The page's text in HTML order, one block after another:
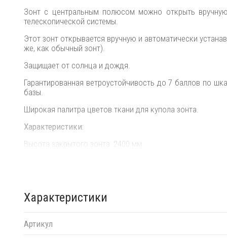
Зонт с центральным полюсом можно открыть
телескопической системы.
Этот зонт открывается вручную и автоматически
же, как обычный зонт).
Защищает от солнца и дождя.
Гарантированная ветроустойчивость до 7 баллов по
базы.
Широкая палитра цветов ткани для купола зонта.
Характеристики:
Высота закрытого зонта: 2400 мм.
Высота до кромки закрытого зонта: 560 мм.
Площадь затенения: +/- 4.91 м².
Характеристики
Артикул